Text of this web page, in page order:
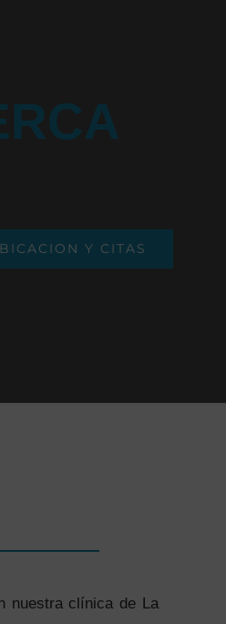
Y CITAS
nuestra clínica de La